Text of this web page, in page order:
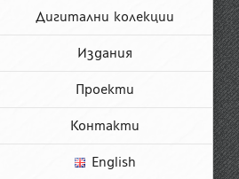
Дигитални колекции
Издания
Проекти
Контакти
English